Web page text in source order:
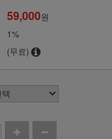
59,000원
1%
(무료)